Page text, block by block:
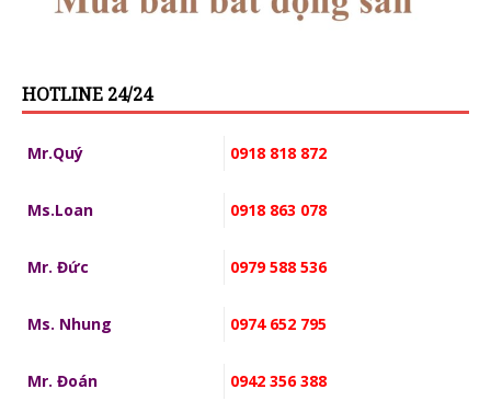
HOTLINE 24/24
Mr.Quý 0918 818 872
Ms.Loan 0918 863 078
Mr. Đức 0979 588 536
Ms. Nhung 0974 652 795
Mr. Đoán 0942 356 388